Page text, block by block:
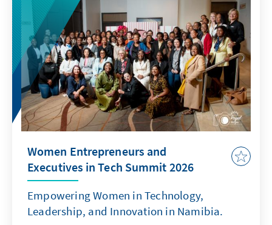
Women Entrepreneurs and
Executives in Tech Summit 2026
Empowering Women in Technology,
Leadership, and Innovation in Namibia.